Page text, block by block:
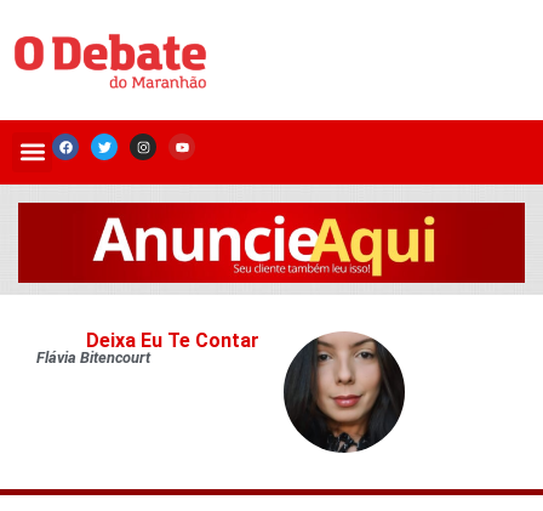
Deixa Eu Te Contar
Flávia Bitencourt